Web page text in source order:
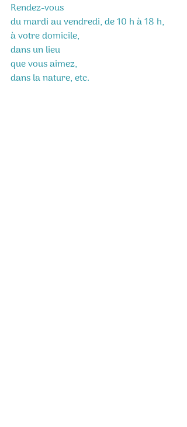
Rendez-vous
du mardi au vendredi, de 10 h à 18 h,
à votre domicile,
dans un lieu
que vous aimez,
dans la nature, etc.